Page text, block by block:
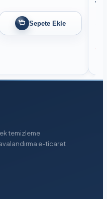
Sepete Ekle
temizleme
e-ticaret